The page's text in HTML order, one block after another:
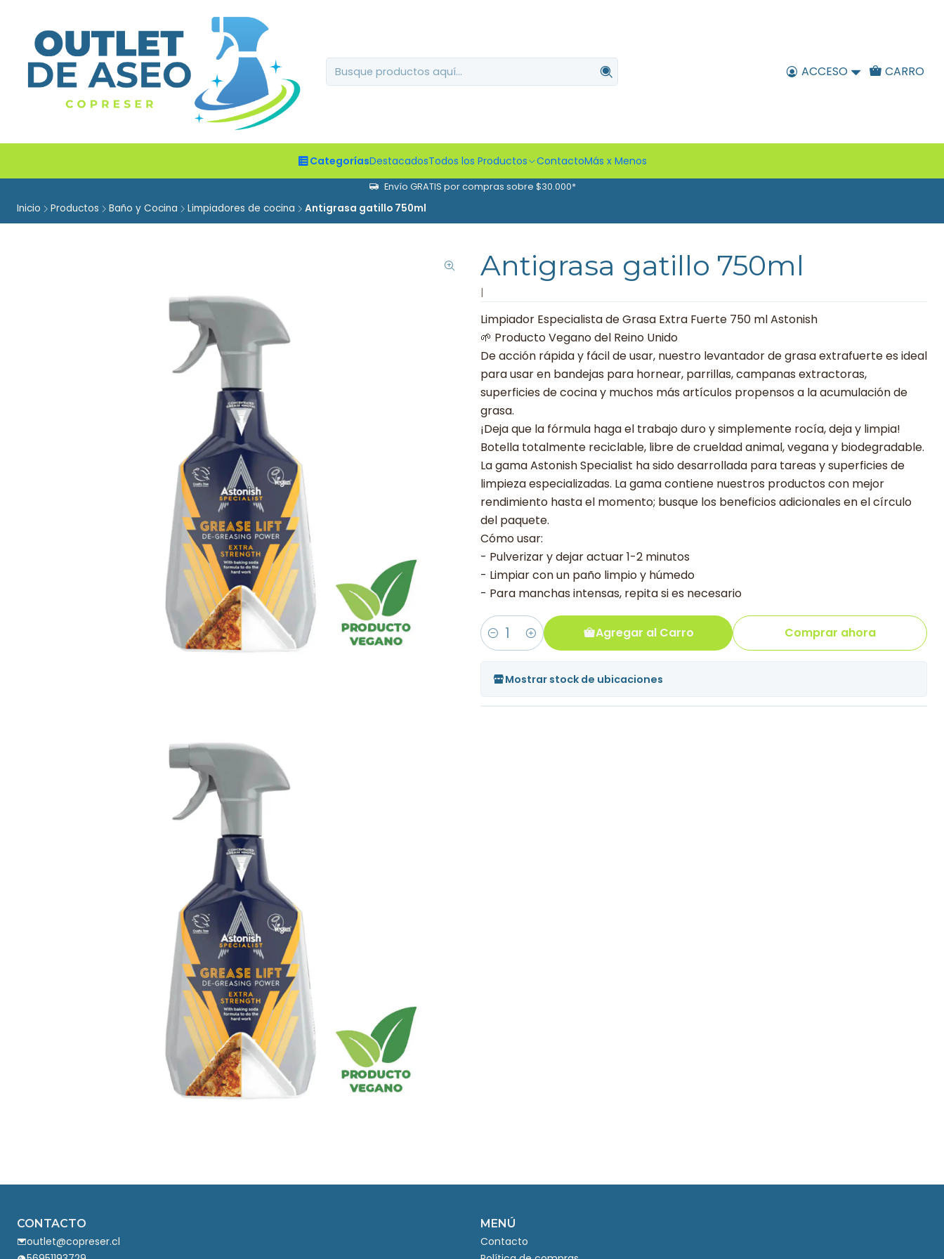
ACCESO CARRO
CategoríasDestacadosTodos los Productos ContactoMás x Menos
Envío GRATIS por compras sobre $30.000*
Inicio Productos Baño y Cocina Limpiadores de cocina Antigrasa gatillo 750ml
Antigrasa gatillo 750ml
Limpiador Especialista de Grasa Extra Fuerte 750 ml Astonish
🌱 Producto Vegano del Reino Unido
De acción rápida y fácil de usar, nuestro levantador de grasa extrafuerte es ideal
para usar en bandejas para hornear, parrillas, campanas extractoras,
superficies de cocina y muchos más artículos propensos a la acumulación de
grasa.
¡Deja que la fórmula haga el trabajo duro y simplemente rocía, deja y limpia!
Botella totalmente reciclable, libre de crueldad animal, vegana y biodegradable.
La gama Astonish Specialist ha sido desarrollada para tareas y superficies de
limpieza especializadas. La gama contiene nuestros productos con mejor
rendimiento hasta el momento; busque los beneficios adicionales en el círculo
del paquete.
Cómo usar:
- Pulverizar y dejar actuar 1-2 minutos
- Limpiar con un paño limpio y húmedo
- Para manchas intensas, repita si es necesario
Cantidad
Agregar al Carro Comprar ahora
Mostrar stock de ubicaciones
CONTACTO
outlet@copreser.cl
MENÚ
Contacto